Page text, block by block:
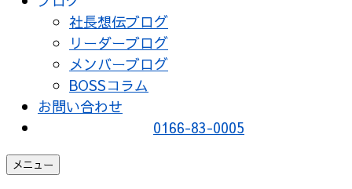
社長想伝ブログ
リーダーブログ
メンバーブログ
BOSSコラム
お問い合わせ
0166-83-0005
メニュー